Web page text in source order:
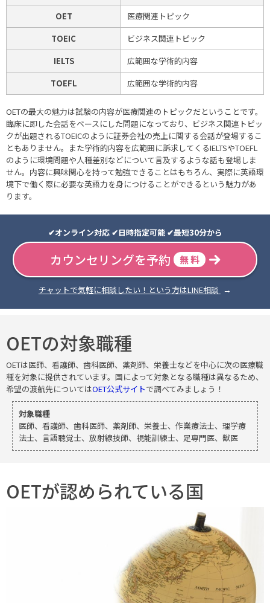
OET
医療関連トピック
TOEIC
ビジネス関連トピック
IELTS
広範囲な学術的内容
TOEFL
広範囲な学術的内容
OETの最大の魅力は試験の内容が医療関連のトピックだということです。
臨床に即した会話をベースにした問題になっており、ビジネス関連トピッ
クが出題されるTOEICのように証券会社の売上に関する会話が登場するこ
ともありません。また学術的内容を広範囲に訴求してくるIELTSやTOEFL
のように環境問題や人種差別などについて言及するような話も登場しま
せん。内容に興味関心を持って勉強できることはもちろん、実際に英語環
境下で働く際に必要な英語力を身につけることができるという魅力があ
ります。
✔︎オンライン対応 ✔︎日時指定可能 ✔︎最短30分から
カウンセリングを予約 無 料
チャットで気軽に相談したい！という方はLINE相談
OETの対象職種
OETは医師、看護師、歯科医師、薬剤師、栄養士などを中心に次の医療職
種を対象に提供されています。国によって対象となる職種は異なるため、
希望の渡航先についてはOET公式サイトで調べてみましょう！
対象職種
医師、看護師、歯科医師、薬剤師、栄養士、作業療法士、理学療
法士、言語聴覚士、放射線技師、視能訓練士、足専門医、獣医
OETが認められている国